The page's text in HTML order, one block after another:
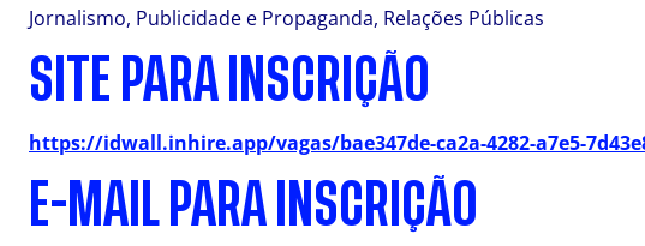
Jornalismo, Publicidade e Propaganda, Relações Públicas
SITE PARA INSCRIÇÃO
https://idwall.inhire.app/vagas/bae347de-ca2a-4282-a7e5-
E-MAIL PARA INSCRIÇÃO